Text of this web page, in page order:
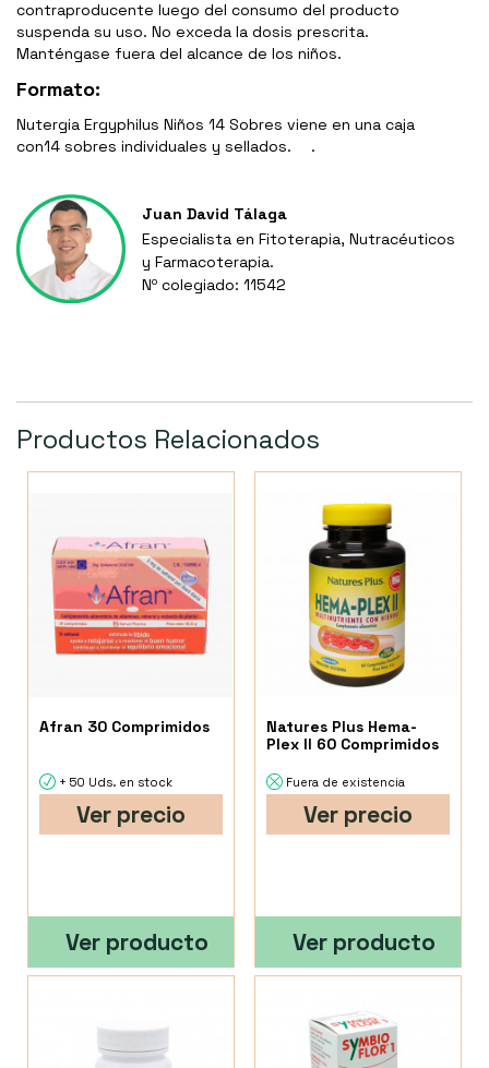
contraproducente luego del consumo del producto
suspenda su uso. No exceda la dosis prescrita.
Manténgase fuera del alcance de los niños.
Formato:
Nutergia Ergyphilus Niños 14 Sobres viene en una caja
con14 sobres individuales y sellados. .
Juan David Tálaga
Especialista en Fitoterapia, Nutracéuticos
y Farmacoterapia.
Nº colegiado: 11542
Productos Relacionados
Afran 30 Comprimidos
+ 50 Uds. en stock
Ver precio
Ver producto
Natures Plus Hema-
Plex II 60 Comprimidos
Fuera de existencia
Ver precio
Ver producto